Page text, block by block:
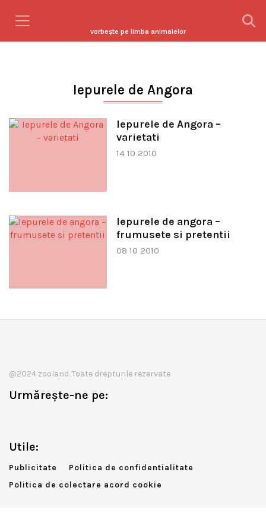
vorbeşte pe limba animalelor
Iepurele de Angora
Iepurele de Angora –
varietati
14 10 2010
Iepurele de angora –
frumusete si pretentii
08 10 2010
@2024 zooland. Toate drepturile rezervate
Urmărește-ne pe:
Utile:
Publicitate
Politica de confidentialitate
Politica de colectare acord cookie